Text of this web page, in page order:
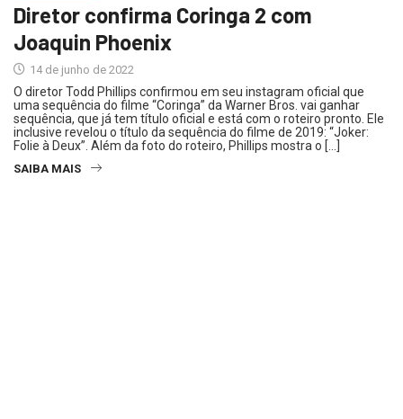
Diretor confirma Coringa 2 com
Joaquin Phoenix
14 de junho de 2022
O diretor Todd Phillips confirmou em seu instagram oficial que
uma sequência do filme “Coringa” da Warner Bros. vai ganhar
sequência, que já tem título oficial e está com o roteiro pronto. Ele
inclusive revelou o título da sequência do filme de 2019: “Joker:
Folie à Deux”. Além da foto do roteiro, Phillips mostra o […]
SAIBA MAIS